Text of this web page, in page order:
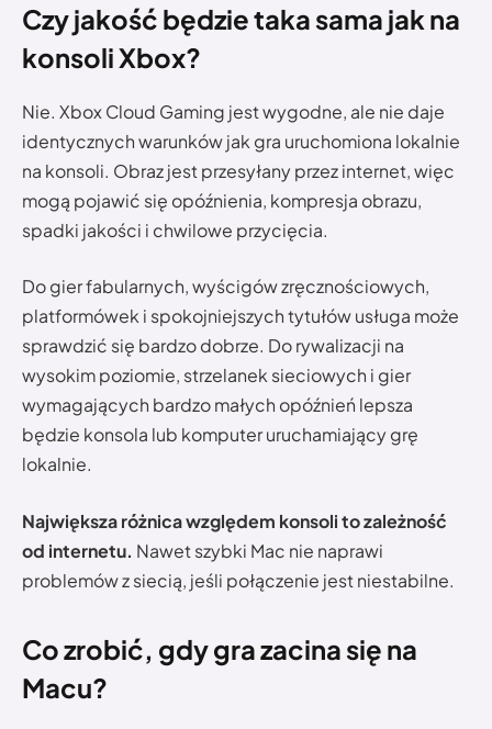
Czy jakość będzie taka sama jak na
konsoli Xbox?
Nie. Xbox Cloud Gaming jest wygodne, ale nie daje
identycznych warunków jak gra uruchomiona lokalnie
na konsoli. Obraz jest przesyłany przez internet, więc
mogą pojawić się opóźnienia, kompresja obrazu,
spadki jakości i chwilowe przycięcia.
Do gier fabularnych, wyścigów zręcznościowych,
platformówek i spokojniejszych tytułów usługa może
sprawdzić się bardzo dobrze. Do rywalizacji na
wysokim poziomie, strzelanek sieciowych i gier
wymagających bardzo małych opóźnień lepsza
będzie konsola lub komputer uruchamiający grę
lokalnie.
Największa różnica względem konsoli to zależność
od internetu. Nawet szybki Mac nie naprawi
problemów z siecią, jeśli połączenie jest niestabilne.
Co zrobić, gdy gra zacina się na
Macu?